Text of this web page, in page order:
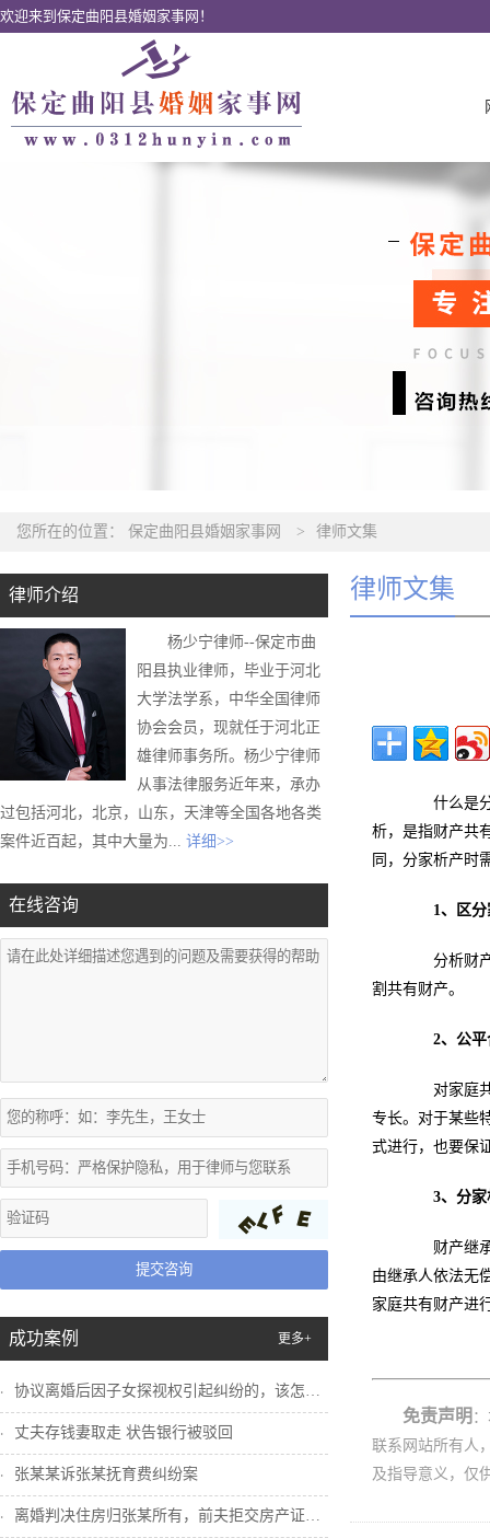
欢迎来到保定曲阳县婚姻家事网！
您所在的位置： 保定曲阳县婚姻家事网 > 律师文集
律师介绍
杨少宁律师--保定市曲
阳县执业律师，毕业于河北
大学法学系，中华全国律师
协会会员，现就任于河北正
雄律师事务所。杨少宁律师
从事法律服务近年来，承办
过包括河北，北京，山东，天津等全国各地各类
案件近百起，其中大量为... 详细>>
在线咨询
提交咨询
成功案例 更多+
协议离婚后因子女探视权引起纠纷的，该怎么...
丈夫存钱妻取走 状告银行被驳回
张某某诉张某抚育费纠纷案
离婚判决住房归张某所有，前夫拒交房产证怎...
律师文集
什么是分
析，是指财产共
同，分家析产时
1、区
分析财产
割共有财产。
2、公
对家庭共
专长。对于某些
式进行，也要保
3、分
财产继承
由继承人依法无
家庭共有财产进
免责声明
联系网站所有人
及指导意义，仅